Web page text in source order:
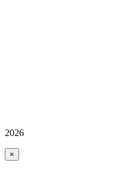
2026
×